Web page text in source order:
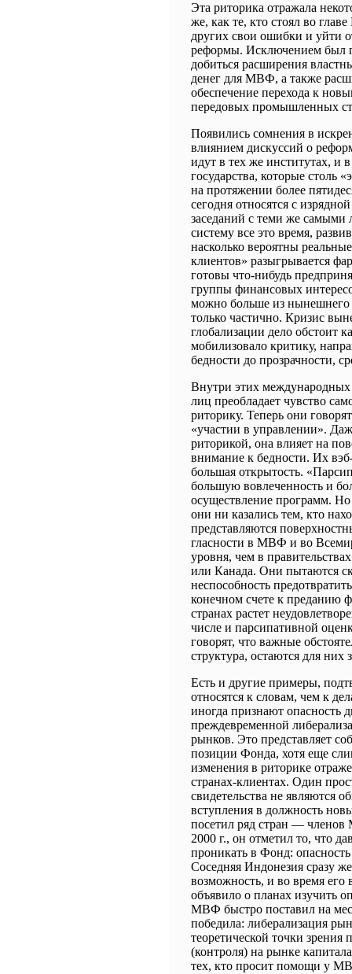
Эта риторика отражала
же, как те, кто стоял во
других свои ошибки и уйти
реформы. Исключением был
добиться расширения
денег для МВФ, а также
обеспечение перехода к
передовых промышленных
Появились сомнения в
влиянием дискуссий о
идут в тех же институтах, и
государства, которые столь
на протяжении более
сегодня относятся с
заседаний с теми же самыми
систему все это время,
насколько вероятны
клиентов» разыгрывается
готовы что-нибудь
группы финансовых
можно больше из
только частично. Кризис
глобализации дело обстоит
мобилизовало критику,
бедности до прозрачности,
Внутри этих
лиц преобладает чувство
риторику. Теперь они
«участии в управлении».
риторикой, она влияет на
внимание к бедности. Их
большая открытость.
большую вовлеченность и
осуществление программ.
они ни казались тем, кто
представляются
гласности в МВФ и во
уровня, чем в
или Канада. Они пытаются
неспособность
конечном счете к преданию
странах растет
числе и парсипативной
говорят, что важные
структура, остаются для них
Есть и другие примеры,
относятся к словам, чем к
иногда признают опасность
преждевременной
рынков. Это представляет
позиции Фонда, хотя еще
изменения в риторике
странах-клиентах. Один
свидетельства не являются
вступления в должность
посетил ряд стран ―
2000 г., он отметил то, что
проникать в Фонд:
Соседняя Индонезия сразу
возможность, и во время его
объявило о планах изучить
МВФ быстро поставил на
победила: либерализация
теоретической точки
(контроля) на рынке
тех, кто просит помощи у